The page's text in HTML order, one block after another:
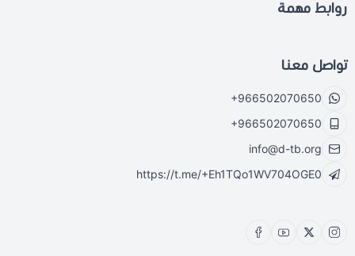
روابط مهمة
تواصل معنا
+966502070650
+966502070650
info@d-tb.org
https://t.me/+Eh1TQo1WV704OGE0